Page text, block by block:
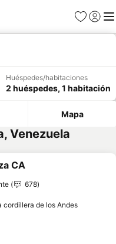
Favoritos
Iniciar
Huéspedes/habitaciones
2 huéspedes, 1 habitación
Mapa
Venezuela
a favoritos
CA
678
cordillera de los AndesVer